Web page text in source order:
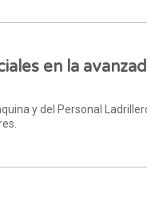
en la
y del Personal